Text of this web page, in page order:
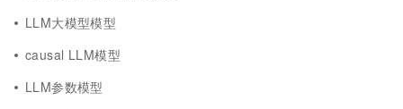
LLM大模型模型
causal LLM模型
LLM参数模型